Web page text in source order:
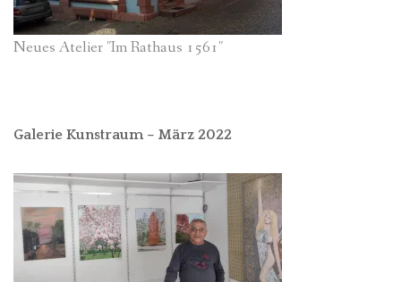
Neues Atelier "Im Rathaus 1561"
Galerie Kunstraum – März 2022